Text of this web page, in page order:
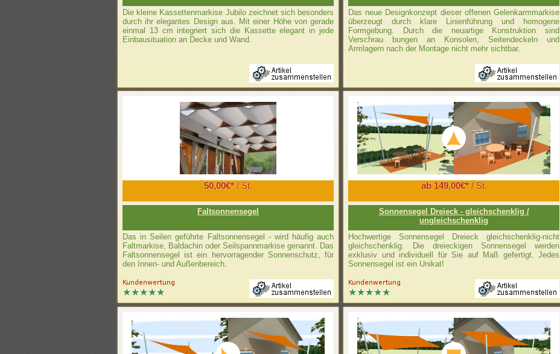
Die kleine Kassettenmarkise Jubilo zeichnet sich besonders
durch ihr elegantes Design aus. Mit einer Höhe von gerade
einmal 13 cm integriert sich die Kassette elegant in jede
Einbausituation an Decke und Wand.
Das neue Designkonzept dieser offenen Gelenkarmmarkise
überzeugt durch klare Linienführung und homogene
Formgebung. Durch die neuartige Konstruktion sind
Verschrau­ bungen an Konsolen, Seitendeckeln und
Armlagern nach der Montage nicht mehr sichtbar.
50,00€*/ St.
Faltsonnensegel
Das in Seilen geführte Faltsonnensegel - wird häufig auch
Faltmarkise, Baldachin oder Seilspannmarkise genannt. Das
Faltsonnensegel ist ein hervorragender Sonnenschutz, für
den Innen- und Außenbereich.
ab 149,00€*/ St.
Sonnensegel Dreieck - gleichschenklig /
ungleichschenklig
Hochwertige Sonnensegel Dreieck gleichschenklig-nicht
gleichschenklig. Die dreieckigen Sonnensegel werden
exklusiv und individuell für Sie auf Maß gefertigt. Jedes
Sonnensegel ist ein Unikat!